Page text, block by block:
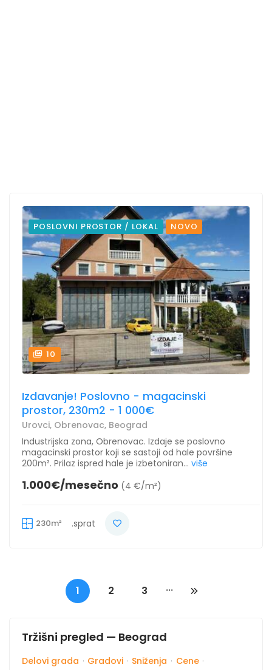
POSLOVNI PROSTOR / LOKAL NOVO
10
Izdavanje! Poslovno - magacinski
prostor, 230m2 - 1 000€
Urovci, Obrenovac, Beograd
Industrijska zona, Obrenovac. Izdaje se poslovno
magacinski prostor koji se sastoji od hale površine
200m². Prilaz ispred hale je izbetoniran... više
1.000€/mesečno (4 €/m²)
230m² .sprat
1 2 3 ...
Tržišni pregled — Beograd
Delovi grada · Gradovi · Sniženja · Cene ·